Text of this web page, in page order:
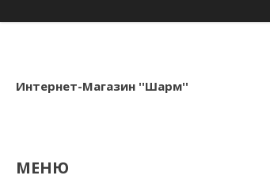
Интернет-Магазин ''Шарм''